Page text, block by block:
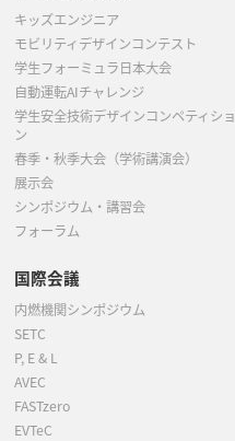
キッズエンジニア
モビリティデザインコンテスト
学生フォーミュラ日本大会
自動運転AIチャレンジ
学生安全技術デザインコンペティショ
ン
春季・秋季大会（学術講演会）
展示会
シンポジウム・講習会
フォーラム
国際会議
内燃機関シンポジウム
SETC
P, E & L
AVEC
FASTzero
EVTeC